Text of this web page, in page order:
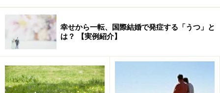
幸せから一転、国際結婚で発症する「うつ」と
は？ 【実例紹介】